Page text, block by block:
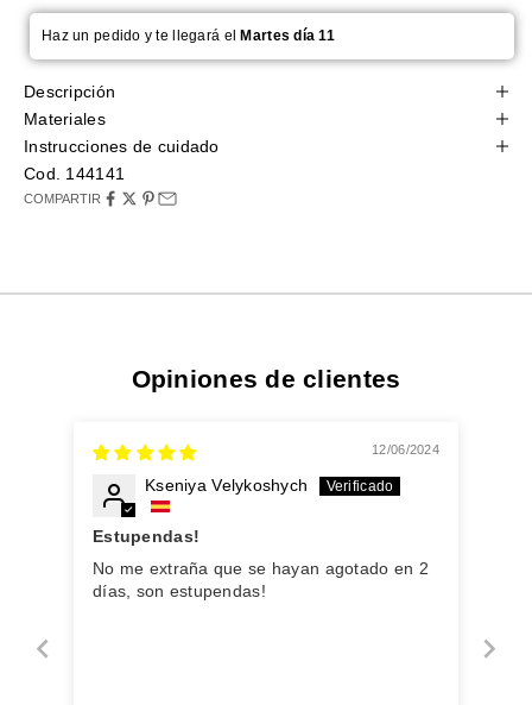
Haz un pedido y te llegará elMartes día 11
Descripción
Materiales
Instrucciones de cuidado
Cod. 144141
COMPARTIR
Opiniones de clientes
12/06/2024
Kseniya Velykoshych
Estupendas!
No me extraña que se hayan agotado en 2
días, son estupendas!